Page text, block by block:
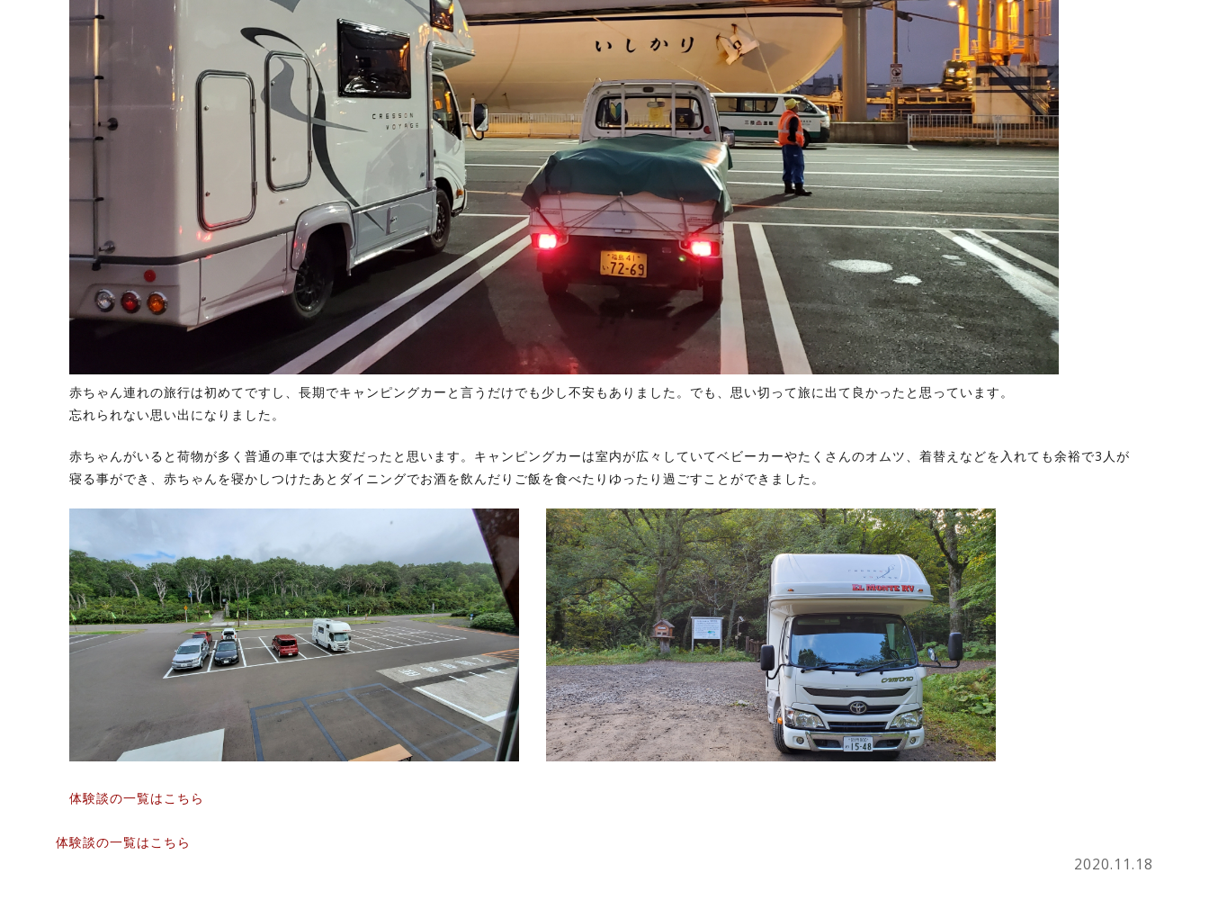
赤ちゃん連れの旅行は初めてですし、長期でキャンピングカーと言うだけでも少し不安もありました。でも、思い切って旅に出て良かったと思っています。
忘れられない思い出になりました。
赤ちゃんがいると荷物が多く普通の車では大変だったと思います。キャンピングカーは室内が広々していてベビーカーやたくさんのオムツ、着替えなどを入れても余裕で3人が
寝る事ができ、赤ちゃんを寝かしつけたあとダイニングでお酒を飲んだりご飯を食べたりゆったり過ごすことができました。
体験談の一覧はこちら
体験談の一覧はこちら
2020.11.18